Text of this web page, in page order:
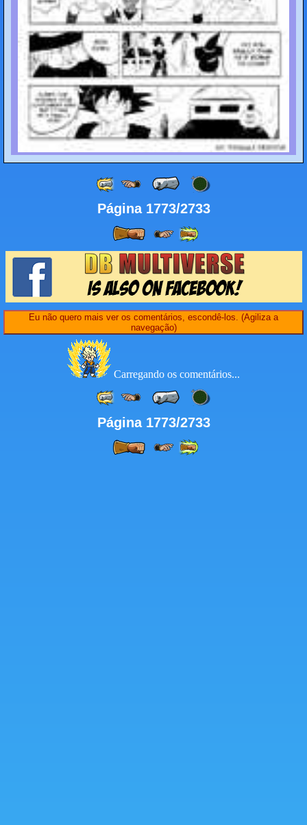
Página 1773/2733
Eu não quero mais ver os comentários, escondê-los. (Agiliza a
navegação)
Carregando os comentários...
Página 1773/2733